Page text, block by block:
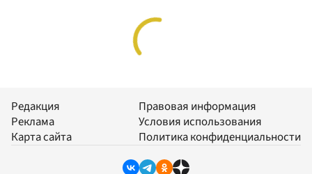
Редакция
Реклама
Карта сайта
Правовая информация
Условия использования
Политика конфиденциальности